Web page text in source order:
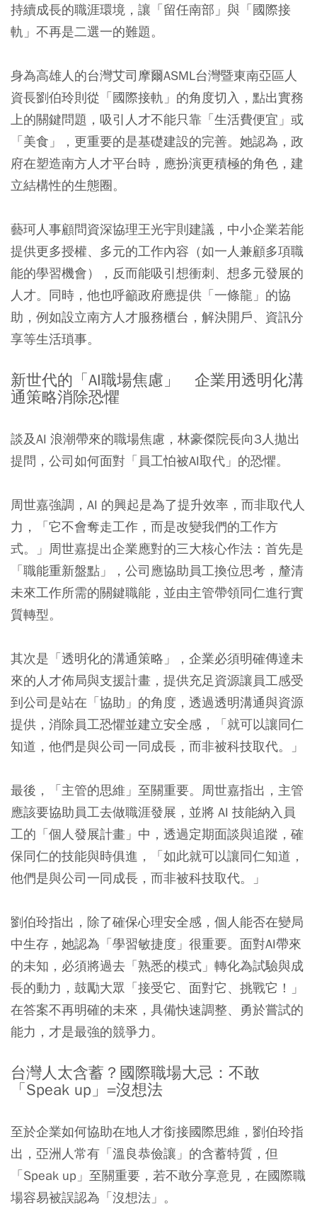
持續成長的職涯環境，讓「留任南部」與「國際接
軌」不再是二選一的難題。
身為高雄人的台灣艾司摩爾ASML台灣暨東南亞區人
資長劉伯玲則從「國際接軌」的角度切入，點出實務
上的關鍵問題，吸引人才不能只靠「生活費便宜」或
「美食」，更重要的是基礎建設的完善。她認為，政
府在塑造南方人才平台時，應扮演更積極的角色，建
立結構性的生態圈。
藝珂人事顧問資深協理王光宇則建議，中小企業若能
提供更多授權、多元的工作內容（如一人兼顧多項職
能的學習機會），反而能吸引想衝刺、想多元發展的
人才。同時，他也呼籲政府應提供「一條龍」的協
助，例如設立南方人才服務櫃台，解決開戶、資訊分
享等生活瑣事。
新世代的「AI職場焦慮」 企業用透明化溝
通策略消除恐懼
談及AI 浪潮帶來的職場焦慮，林豪傑院長向3人拋出
提問，公司如何面對「員工怕被AI取代」的恐懼。
周世嘉強調，AI 的興起是為了提升效率，而非取代人
力，「它不會奪走工作，而是改變我們的工作方
式。」周世嘉提出企業應對的三大核心作法：首先是
「職能重新盤點」，公司應協助員工換位思考，釐清
未來工作所需的關鍵職能，並由主管帶領同仁進行實
質轉型。
其次是「透明化的溝通策略」，企業必須明確傳達未
來的人才佈局與支援計畫，提供充足資源讓員工感受
到公司是站在「協助」的角度，透過透明溝通與資源
提供，消除員工恐懼並建立安全感，「就可以讓同仁
知道，他們是與公司一同成長，而非被科技取代。」
最後，「主管的思維」至關重要。周世嘉指出，主管
應該要協助員工去做職涯發展，並將 AI 技能納入員
工的「個人發展計畫」中，透過定期面談與追蹤，確
保同仁的技能與時俱進，「如此就可以讓同仁知道，
他們是與公司一同成長，而非被科技取代。」
劉伯玲指出，除了確保心理安全感，個人能否在變局
中生存，她認為「學習敏捷度」很重要。面對AI帶來
的未知，必須將過去「熟悉的模式」轉化為試驗與成
長的動力，鼓勵大眾「接受它、面對它、挑戰它！」
在答案不再明確的未來，具備快速調整、勇於嘗試的
能力，才是最強的競爭力。
台灣人太含蓄？國際職場大忌：不敢
「Speak up」=沒想法
至於企業如何協助在地人才銜接國際思維，劉伯玲指
出，亞洲人常有「溫良恭儉讓」的含蓄特質，但
「Speak up」至關重要，若不敢分享意見，在國際職
場容易被誤認為「沒想法」。